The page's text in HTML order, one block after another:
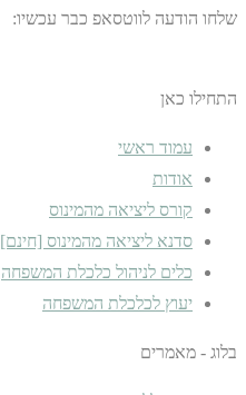
שלחו הודעה לווטסאפ כבר עכשיו:
התחילו כאן
עמוד ראשי
אודות
קורס ליציאה מהמינוס
סדנא ליציאה מהמינוס [חינם]
כלים לניהול כלכלת המשפחה
יעוץ לכלכלת המשפחה
בלוג - מאמרים